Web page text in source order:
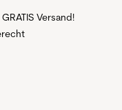
Versand!